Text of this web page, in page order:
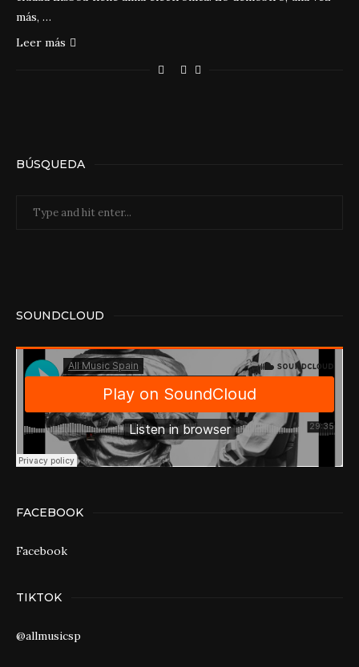
más, …
Leer más
BÚSQUEDA
SOUNDCLOUD
FACEBOOK
Facebook
TIKTOK
@allmusicsp